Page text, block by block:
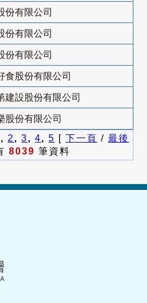
份有限公司
份有限公司
份有限公司
食股份有限公司
建設股份有限公司
股份有限公司
2 , 3, 4, 5 [ 下一頁 / 最後
8039 筆資料